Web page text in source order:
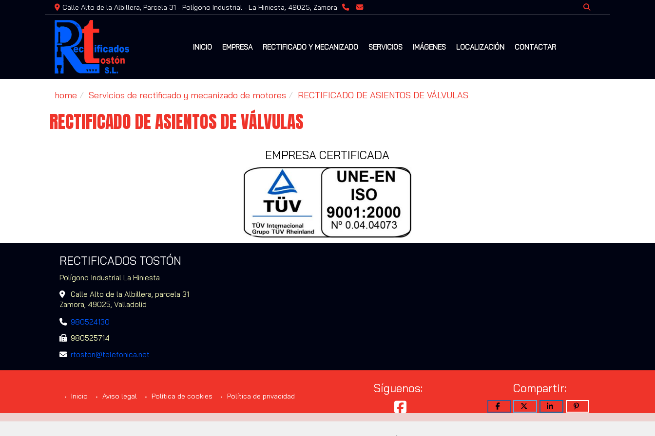
Calle Alto de la Albillera, Parcela 31 - Polígono Industrial - La Hiniesta, 49025, Zamora
INICIO EMPRESA RECTIFICADO Y MECANIZADO SERVICIOS IMÁGENES LOCALIZACIÓN CONTACTAR
home Servicios de rectificado y mecanizado de motores RECTIFICADO DE ASIENTOS DE VÁLVULAS
RECTIFICADO DE ASIENTOS DE VÁLVULAS
EMPRESA CERTIFICADA
RECTIFICADOS TOSTÓN
Polígono Industrial La Hiniesta
Calle Alto de la Albillera, parcela 31
Zamora, 49025, Valladolid
980524130
980525714
rtoston
telefonica.net
Inicio Aviso legal Política de cookies Política de privacidad
Síguenos: Compartir: